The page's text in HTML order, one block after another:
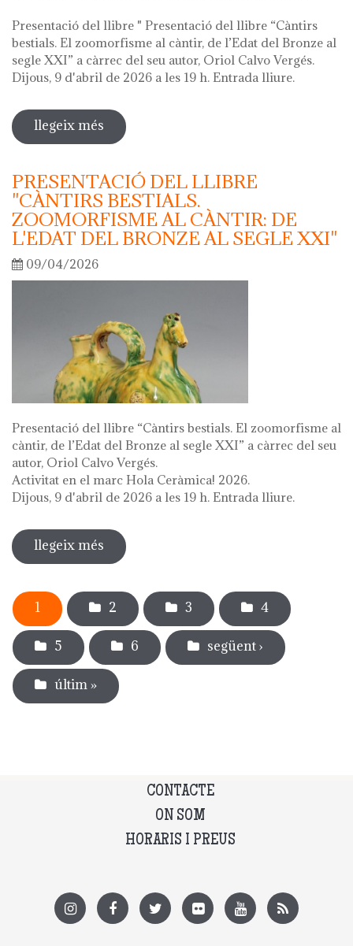
Presentació del llibre " Presentació del llibre “Càntirs
bestials. El zoomorfisme al càntir, de l’Edat del Bronze al
segle XXI” a càrrec del seu autor, Oriol Calvo Vergés.
Dijous, 9 d'abril de 2026 a les 19 h. Entrada lliure.
llegeix més sobre hola ceràmica! 2026
PRESENTACIÓ DEL LLIBRE
"CÀNTIRS BESTIALS.
ZOOMORFISME AL CÀNTIR: DE
L'EDAT DEL BRONZE AL SEGLE XXI"
09/04/2026
Presentació del llibre “Càntirs bestials. El zoomorfisme al
càntir, de l’Edat del Bronze al segle XXI” a càrrec del seu
autor, Oriol Calvo Vergés.
Activitat en el marc Hola Ceràmica! 2026.
Dijous, 9 d'abril de 2026 a les 19 h. Entrada lliure.
llegeix més sobre presentació del llibre "càntirs
bestials. zoomorfisme al càntir: de
Pàgines
1 2 3 4
5 6 següent ›
últim »
CONTACTE
ON SOM
HORARIS I PREUS